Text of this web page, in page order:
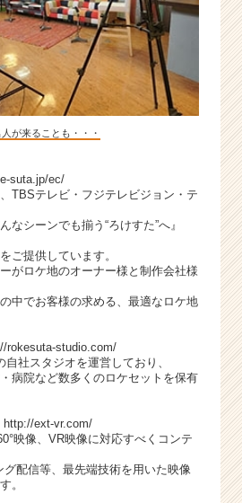
が来ることも・・・
suta.jp/ec/
TBSテレビ・フジテレビジョン・テ
なシーンでも揃う“ろけすた”へ』
ご提供しています。
がロケ地のオーナー様と制作会社様
中でお客様の求める、最適なロケ地
rokesuta-studio.com/
社スタジオを運営しており、
病院など数多くのロケセットを保有
http://ext-vr.com/
映像、VR映像に対応すべくコンテ
配信等、最先端技術を用いた映像
。